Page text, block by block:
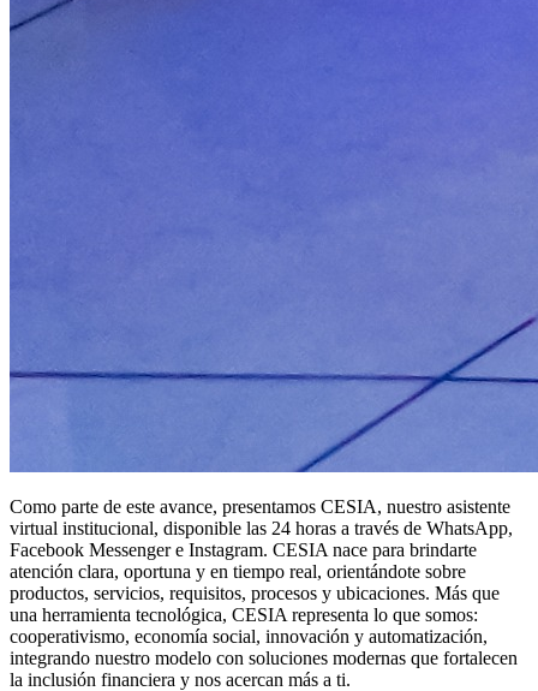
Como parte de este avance, presentamos CESIA, nuestro asistente
virtual institucional, disponible las 24 horas a través de WhatsApp,
Facebook Messenger e Instagram. CESIA nace para brindarte
atención clara, oportuna y en tiempo real, orientándote sobre
productos, servicios, requisitos, procesos y ubicaciones. Más que
una herramienta tecnológica, CESIA representa lo que somos:
cooperativismo, economía social, innovación y automatización,
integrando nuestro modelo con soluciones modernas que fortalecen
la inclusión financiera y nos acercan más a ti.